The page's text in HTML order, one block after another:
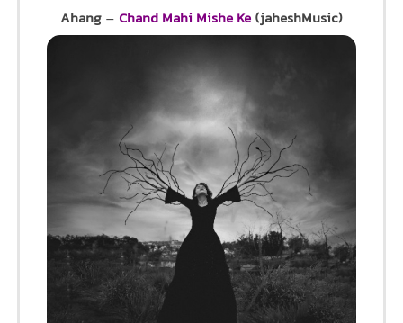
Ahang – Chand Mahi Mishe Ke (jaheshMusic)